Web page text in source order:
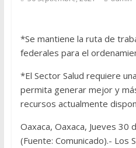
*Se mantiene la ruta de
federales para el
*El Sector Salud requiere
permita generar mejor y
recursos actualmente
Oaxaca, Oaxaca, Jueves 30
(Fuente: Comunicado).- Los